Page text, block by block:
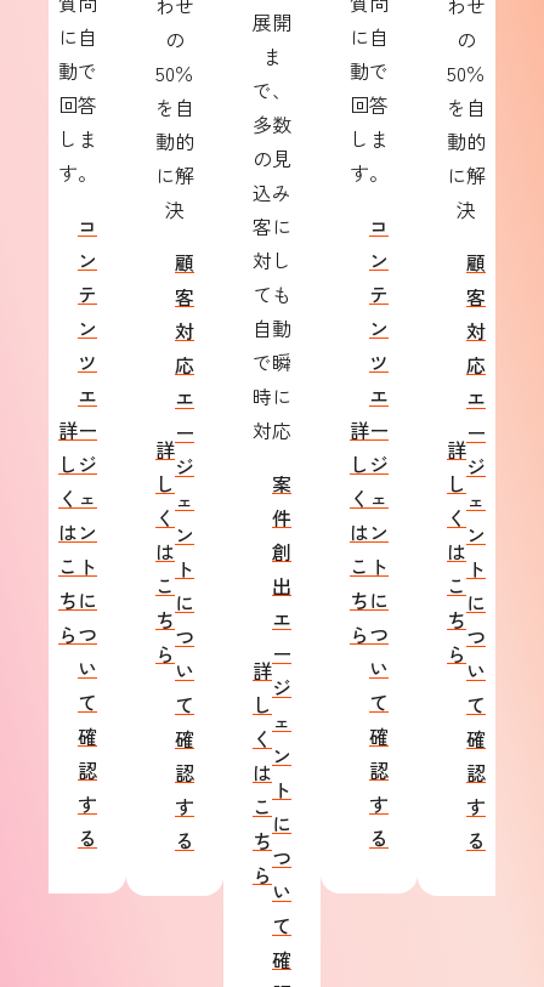
に自
動で
回答
しま
す。
詳
し
く
は
こ
ち
ら
コ
ン
テ
ン
ツ
エ
ー
ジ
ェ
ン
ト
に
つ
い
て
確
認
す
る
の
50％
を自
動的
に解
決
詳
し
く
は
こ
ち
ら
顧
客
対
応
エ
ー
ジ
ェ
ン
ト
に
つ
い
て
確
認
す
る
展開
ま
で、
多数
の見
込み
客に
対し
ても
自動
で瞬
時に
対応
詳
し
く
は
こ
ち
ら
案
件
創
出
エ
ー
ジ
ェ
ン
ト
に
つ
い
て
確
に自
動で
回答
しま
す。
詳
し
く
は
こ
ち
ら
コ
ン
テ
ン
ツ
エ
ー
ジ
ェ
ン
ト
に
つ
い
て
確
認
す
る
の
50％
を自
動的
に解
決
詳
し
く
は
こ
ち
ら
顧
客
対
応
エ
ー
ジ
ェ
ン
ト
に
つ
い
て
確
認
す
る